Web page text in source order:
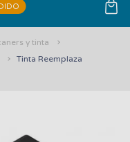
y tinta
Tinta Reemplaza